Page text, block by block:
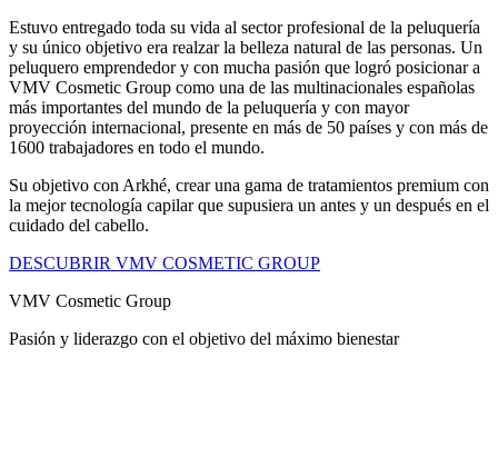
Estuvo entregado toda su vida al sector profesional de la peluquería
y su único objetivo era realzar la belleza natural de las personas. Un
peluquero emprendedor y con mucha pasión que logró posicionar a
VMV Cosmetic Group como una de las multinacionales españolas
más importantes del mundo de la peluquería y con mayor
proyección internacional, presente en más de 50 países y con más de
1600 trabajadores en todo el mundo.
Su objetivo con Arkhé, crear una gama de tratamientos premium con
la mejor tecnología capilar que supusiera un antes y un después en el
cuidado del cabello.
DESCUBRIR VMV COSMETIC GROUP
VMV Cosmetic Group
Pasión y liderazgo con el objetivo del máximo bienestar